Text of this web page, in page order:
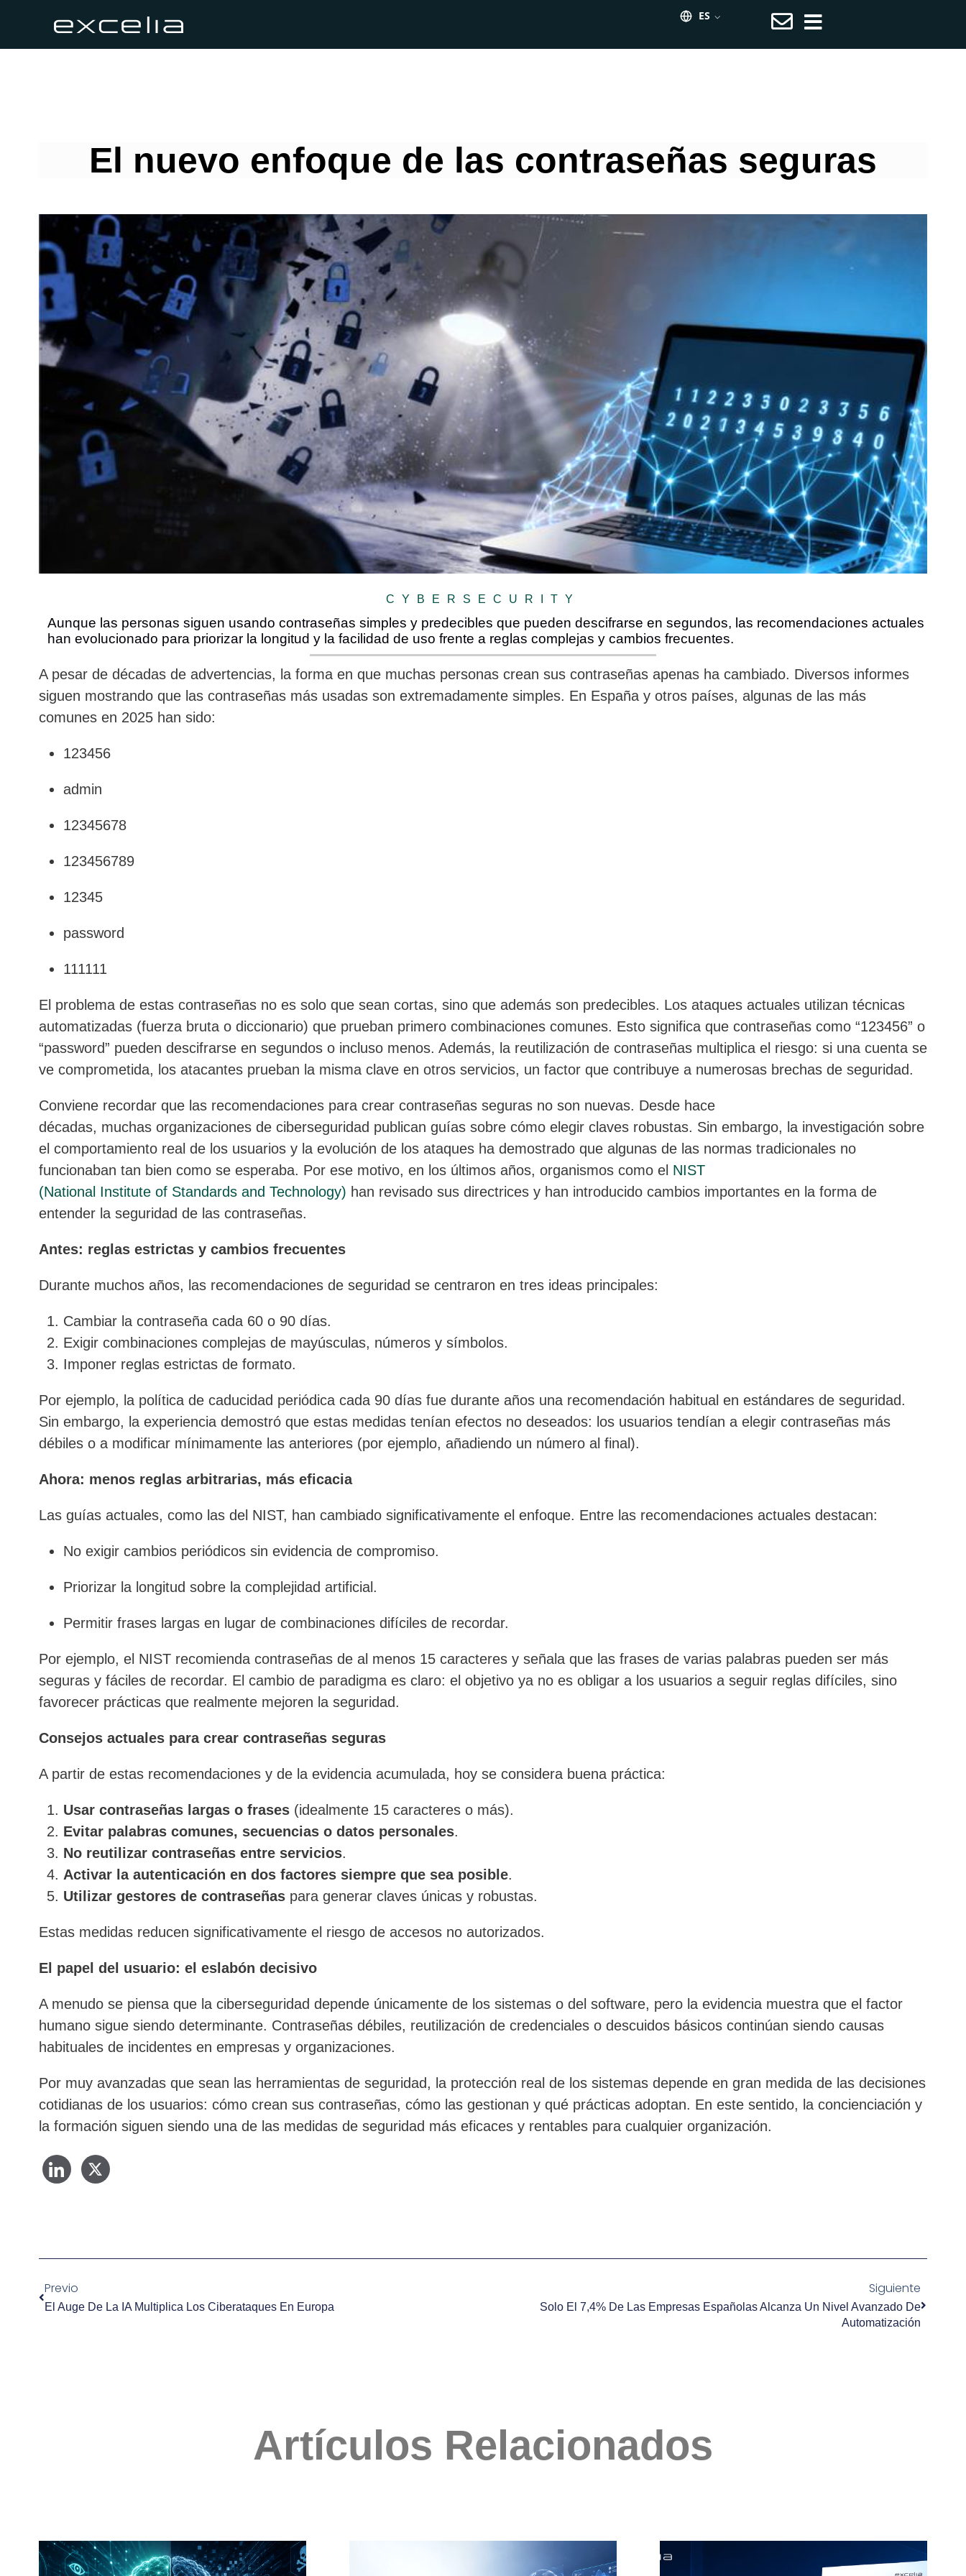
⌵
El nuevo enfoque de las contraseñas seguras
CYBERSECURITY
Aunque las personas siguen usando contraseñas simples y predecibles que pueden descifrarse en segundos, las recomendaciones actuales
han evolucionado para priorizar la longitud y la facilidad de uso frente a reglas complejas y cambios frecuentes.
A pesar de décadas de advertencias, la forma en que muchas personas crean sus contraseñas apenas ha cambiado. Diversos informes
siguen mostrando que las contraseñas más usadas son extremadamente simples. En España y otros países, algunas de las más
comunes en 2025 han sido:
123456
admin
12345678
123456789
12345
password
111111
El problema de estas contraseñas no es solo que sean cortas, sino que además son predecibles. Los ataques actuales utilizan técnicas
automatizadas (fuerza bruta o diccionario) que prueban primero combinaciones comunes. Esto significa que contraseñas como “123456” o
“password” pueden descifrarse en segundos o incluso menos. Además, la reutilización de contraseñas multiplica el riesgo: si una cuenta se
ve comprometida, los atacantes prueban la misma clave en otros servicios, un factor que contribuye a numerosas brechas de seguridad.
Conviene recordar que las recomendaciones para crear contraseñas seguras no son nuevas. Desde hace
décadas, muchas organizaciones de ciberseguridad publican guías sobre cómo elegir claves robustas. Sin embargo, la investigación sobre
el comportamiento real de los usuarios y la evolución de los ataques ha demostrado que algunas de las normas tradicionales no
funcionaban tan bien como se esperaba. Por ese motivo, en los últimos años, organismos como el NIST
(National Institute of Standards and Technology) han revisado sus directrices y han introducido cambios importantes en la forma de
entender la seguridad de las contraseñas.
Antes: reglas estrictas y cambios frecuentes
Durante muchos años, las recomendaciones de seguridad se centraron en tres ideas principales:
Cambiar la contraseña cada 60 o 90 días.
Exigir combinaciones complejas de mayúsculas, números y símbolos.
Imponer reglas estrictas de formato.
Por ejemplo, la política de caducidad periódica cada 90 días fue durante años una recomendación habitual en estándares de seguridad.
Sin embargo, la experiencia demostró que estas medidas tenían efectos no deseados: los usuarios tendían a elegir contraseñas más
débiles o a modificar mínimamente las anteriores (por ejemplo, añadiendo un número al final).
Ahora: menos reglas arbitrarias, más eficacia
Las guías actuales, como las del NIST, han cambiado significativamente el enfoque. Entre las recomendaciones actuales destacan:
No exigir cambios periódicos sin evidencia de compromiso.
Priorizar la longitud sobre la complejidad artificial.
Permitir frases largas en lugar de combinaciones difíciles de recordar.
Por ejemplo, el NIST recomienda contraseñas de al menos 15 caracteres y señala que las frases de varias palabras pueden ser más
seguras y fáciles de recordar. El cambio de paradigma es claro: el objetivo ya no es obligar a los usuarios a seguir reglas difíciles, sino
favorecer prácticas que realmente mejoren la seguridad.
Consejos actuales para crear contraseñas seguras
A partir de estas recomendaciones y de la evidencia acumulada, hoy se considera buena práctica:
Usar contraseñas largas o frases(idealmente 15 caracteres o más).
Evitar palabras comunes, secuencias o datos personales.
No reutilizar contraseñas entre servicios.
Activar la autenticación en dos factores siempre que sea posible.
Utilizar gestores de contraseñaspara generar claves únicas y robustas.
Estas medidas reducen significativamente el riesgo de accesos no autorizados.
El papel del usuario: el eslabón decisivo
A menudo se piensa que la ciberseguridad depende únicamente de los sistemas o del software, pero la evidencia muestra que el factor
humano sigue siendo determinante. Contraseñas débiles, reutilización de credenciales o descuidos básicos continúan siendo causas
habituales de incidentes en empresas y organizaciones.
Por muy avanzadas que sean las herramientas de seguridad, la protección real de los sistemas depende en gran medida de las decisiones
cotidianas de los usuarios: cómo crean sus contraseñas, cómo las gestionan y qué prácticas adoptan. En este sentido, la concienciación y
la formación siguen siendo una de las medidas de seguridad más eficaces y rentables para cualquier organización.
Previo
El Auge De La IA Multiplica Los Ciberataques En Europa
Siguiente
Solo El 7,4% De Las Empresas Españolas Alcanza Un Nivel Avanzado De
Automatización
Artículos Relacionados